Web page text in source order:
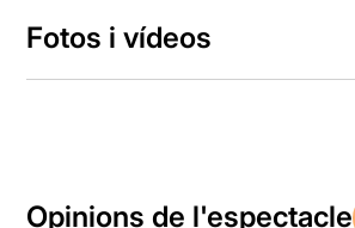
Fotos i vídeos
Opinions de l'espectacle